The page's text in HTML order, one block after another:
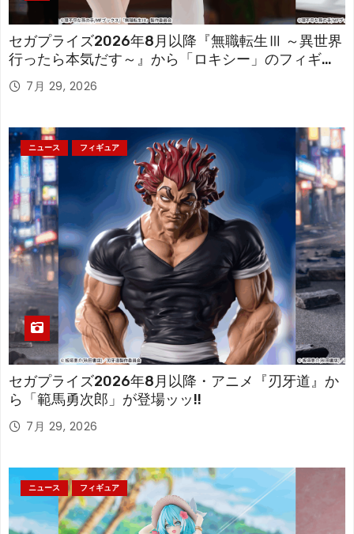
セガプライズ2026年8月以降『無職転生Ⅲ ～異世界
行ったら本気だす～』から「ロキシー」のフィギュ
アが登場！
7月 29, 2026
ニュース フィギュア
セガプライズ2026年8月以降・アニメ『刃牙道』か
ら「範馬勇次郎」が登場ッッ!!
7月 29, 2026
ニュース フィギュア